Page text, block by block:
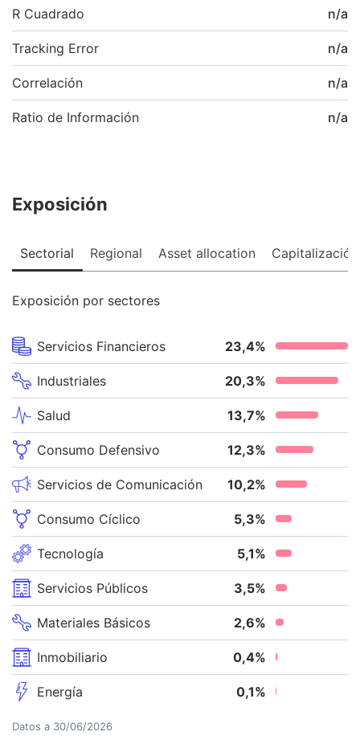
R Cuadrado n/a
Tracking Error n/a
Correlación n/a
Ratio de Información n/a
Exposición
Sectorial Regional Asset allocation Capitalización
Exposición por sectores
Servicios Financieros 23,4%
Industriales 20,3%
Salud 13,7%
Consumo Defensivo 12,3%
Servicios de Comunicación 10,2%
Consumo Cíclico 5,3%
Tecnología 5,1%
Servicios Públicos 3,5%
Materiales Básicos 2,6%
Inmobiliario 0,4%
Energía 0,1%
Datos a 30/06/2026